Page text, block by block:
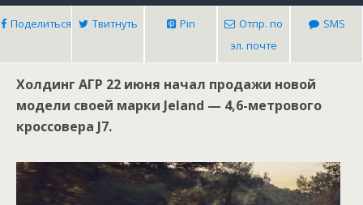
Поделиться Твитнуть Pin
Отпр. по
эл. почте
SMS
Холдинг АГР 22 июня начал продажи новой
модели своей марки Jeland — 4,6-метрового
кроссовера J7.